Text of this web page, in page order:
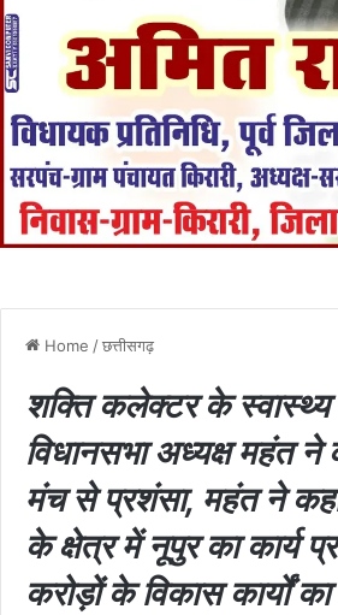
Home /छत्तीसगढ़
शक्ति कलेक्टर के स्वास्थ्य
विधानसभा अध्यक्ष महंत ने
मंच से प्रशंसा, महंत ने
के क्षेत्र में नूपुर का कार्य
करोड़ों के विकास कार्यों